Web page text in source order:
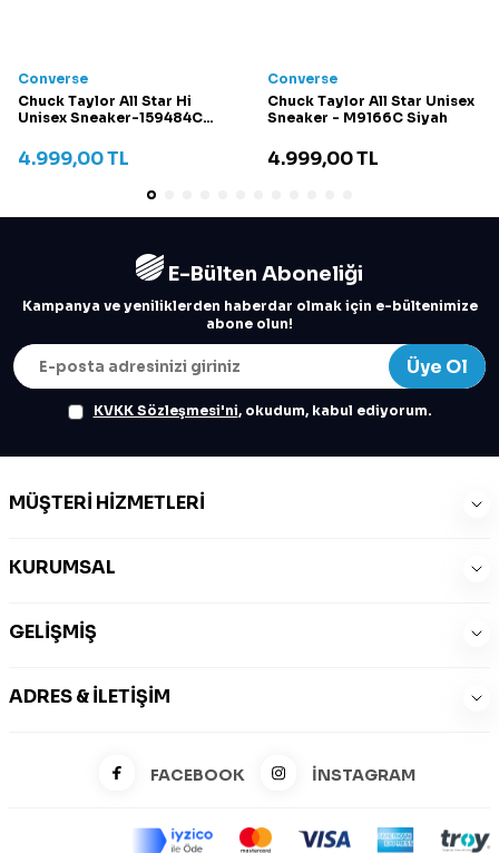
Converse
Chuck Taylor All Star Hi
Unisex Sneaker-159484C
4.999,00TL
Converse
Chuck Taylor All Star Unisex
Sneaker - M9166C Siyah
4.999,00TL
E-Bülten Aboneliği
Kampanya ve yeniliklerden haberdar olmak için e-bültenimize
abone olun!
Üye Ol
KVKK Sözleşmesi'ni, okudum, kabul ediyorum.
MÜŞTERI HIZMETLERI
KURUMSAL
GELIŞMIŞ
ADRES & İLETIŞIM
FACEBOOK İNSTAGRAM